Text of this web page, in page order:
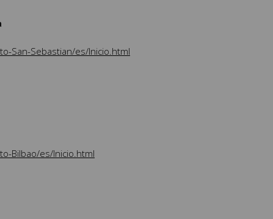
San-Sebastian/es/Inicio.html
Bilbao/es/Inicio.html